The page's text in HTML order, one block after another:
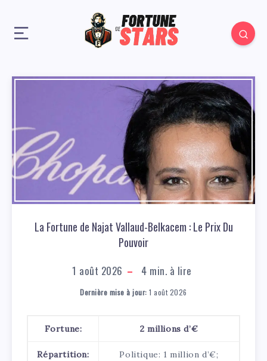
La Fortune de Najat Vallaud-Belkacem : Le Prix Du
Pouvoir
1 août 2026 4 min. à lire
Dernière mise à jour: 1 août 2026
Fortune: 2 millions d’€
Répartition:
Politique: 1 million d’€;